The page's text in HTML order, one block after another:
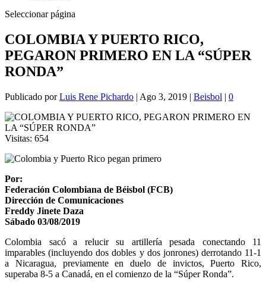
Seleccionar página
COLOMBIA Y PUERTO RICO,
PEGARON PRIMERO EN LA “SÚPER
RONDA”
Publicado porLuis Rene Pichardo | Ago 3, 2019 | Beisbol | 0
Visitas: 654
Por:
Federación Colombiana de Béisbol (FCB)
Dirección de Comunicaciones
Freddy Jinete Daza
Sábado 03/08/2019
Colombia sacó a relucir su artillería pesada conectando 11
imparables (incluyendo dos dobles y dos jonrones) derrotando 11-1
a Nicaragua, previamente en duelo de invictos, Puerto Rico,
superaba 8-5 a Canadá, en el comienzo de la “Súper Ronda”.